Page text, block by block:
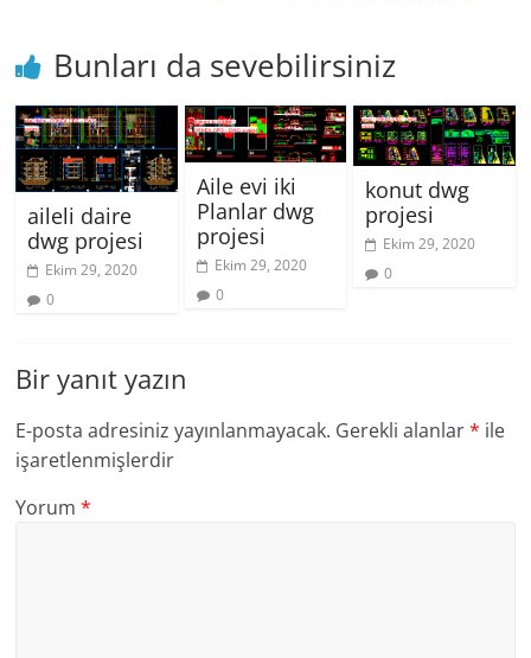
Bunları da sevebilirsiniz
aileli daire
dwg projesi
Ekim 29, 2020
0
Aile evi iki
Planlar dwg
projesi
Ekim 29, 2020
0
konut dwg
projesi
Ekim 29, 2020
0
Bir yanıt yazın
E-posta adresiniz yayınlanmayacak. Gerekli alanlar* ile
işaretlenmişlerdir
Yorum*